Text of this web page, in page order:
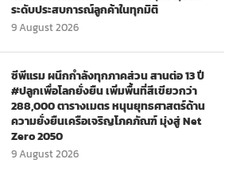
ระดับประสบการณ์ลูกค้าในทุกมิติ
9 August 2026
ซีพีแรม ผนึกกำลังทุกภาคส่วน สานต่อ 13 ปี
#ปลูกเพื่อโลกยั่งยืน เพิ่มพื้นที่สีเขียวกว่า
288,000 ตารางเมตร หนุนยุทธศาสตร์ด้าน
ความยั่งยืนเครือเจริญโภคภัณฑ์ มุ่งสู่ Net
Zero 2050
9 August 2026